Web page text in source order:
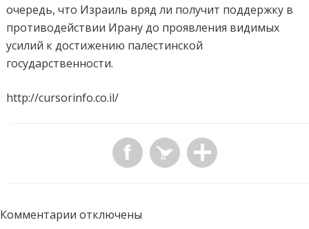
очередь, что Израиль вряд ли получит поддержку в
противодействии Ирану до проявления видимых
усилий к достижению палестинской
государственности.
http://cursorinfo.co.il/
Комментарии отключены